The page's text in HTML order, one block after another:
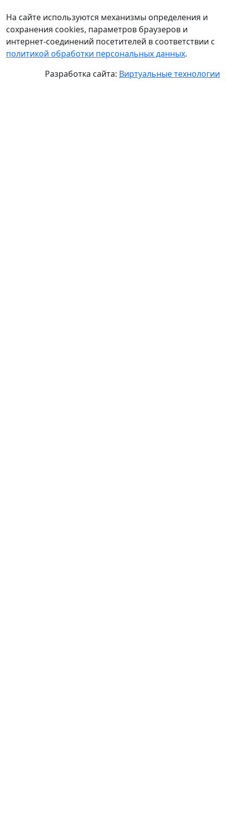
На сайте используются механизмы определения и
сохранения cookies, параметров браузеров и
интернет-соединений посетителей в соответствии с
политикой обработки персональных данных.
Разработка сайта: Виртуальные технологии